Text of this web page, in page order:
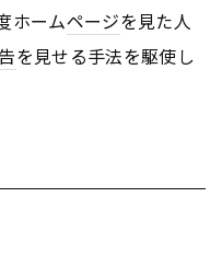
ホームページを見た人
を見せる手法を駆使し